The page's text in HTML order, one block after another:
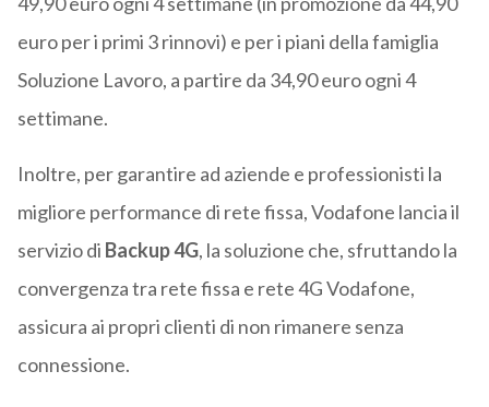
euro per i primi 3 rinnovi) e per i piani della famiglia
Soluzione Lavoro, a partire da 34,90 euro ogni 4
settimane.
Inoltre, per garantire ad aziende e professionisti la
migliore performance di rete fissa, Vodafone lancia il
servizio di Backup 4G, la soluzione che, sfruttando la
convergenza tra rete fissa e rete 4G Vodafone,
assicura ai propri clienti di non rimanere senza
connessione.